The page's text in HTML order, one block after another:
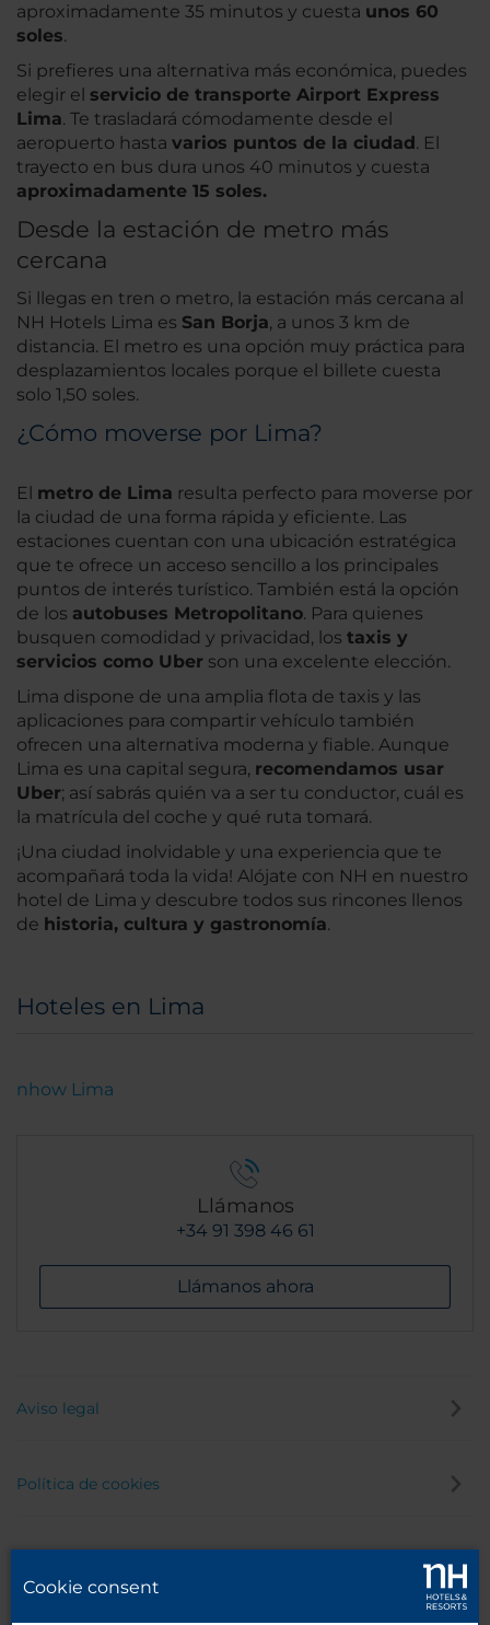
aproximadamente 35 minutos y cuesta unos 60
soles.
Si prefieres una alternativa más económica, puedes
elegir el servicio de transporte Airport Express
Lima. Te trasladará cómodamente desde el
aeropuerto hasta varios puntos de la ciudad . El
trayecto en bus dura unos 40 minutos y cuesta
aproximadamente 15 soles.
Desde la estación de metro más
cercana
Si llegas en tren o metro, la estación más cercana al
NH Hotels Lima es San Borja, a unos 3 km de
distancia. El metro es una opción muy práctica para
desplazamientos locales porque el billete cuesta
solo 1,50 soles.
¿Cómo moverse por Lima?
El metro de Lima resulta perfecto para moverse por
la ciudad de una forma rápida y eficiente. Las
estaciones cuentan con una ubicación estratégica
que te ofrece un acceso sencillo a los principales
puntos de interés turístico. También está la opción
de los autobuses Metropolitano. Para quienes
busquen comodidad y privacidad, los taxis y
servicios como Uber son una excelente elección.
Lima dispone de una amplia flota de taxis y las
aplicaciones para compartir vehículo también
ofrecen una alternativa moderna y fiable. Aunque
Lima es una capital segura, recomendamos usar
Uber; así sabrás quién va a ser tu conductor, cuál es
la matrícula del coche y qué ruta tomará.
¡Una ciudad inolvidable y una experiencia que te
acompañará toda la vida! Alójate con NH en nuestro
hotel de Lima y descubre todos sus rincones llenos
de historia, cultura y gastronomía.
Hoteles en Lima
nhow Lima
Llámanos
+34 91 398 46 61
Llámanos ahora
Aviso legal
Política de cookies
Cookie consent